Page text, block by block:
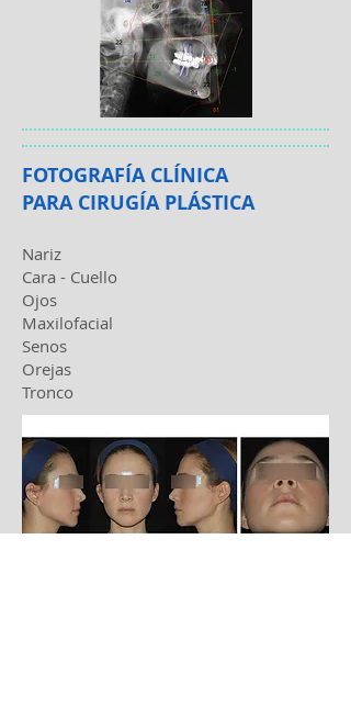
FOTOGRAFÍA CLÍNICA
PARA CIRUGÍA PLÁSTICA
Nariz
Cara - Cuello
Ojos
Maxilofacial
Senos
Orejas
Tronco